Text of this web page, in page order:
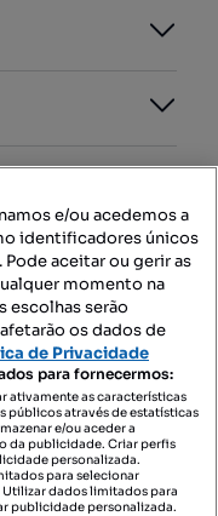
e/ou acedemos a
identificadores únicos
aceitar ou gerir as
momento na
escolhas serão
os dados de
de Privacidade
para fornecermos:
ativamente as características
através de estatísticas
e/ou aceder a
da publicidade. Criar perfis
personalizada.
para selecionar
dados limitados para
publicidade personalizada.